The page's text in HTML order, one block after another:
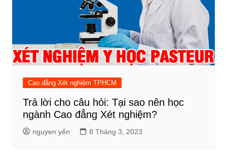
Cao đẳng Xét nghiệm TPHCM
Trả lời cho câu hỏi: Tại sao nên học
ngành Cao đẳng Xét nghiệm?
nguyen yến 8 Tháng 3, 2023